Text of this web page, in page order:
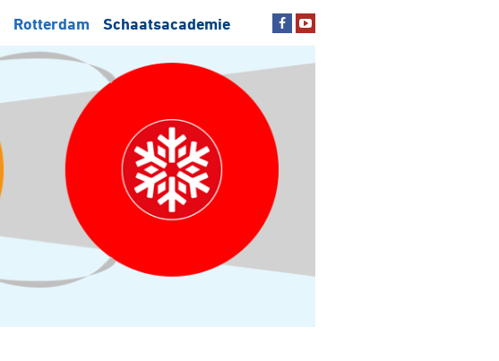
Rotterdam Schaatsacademie